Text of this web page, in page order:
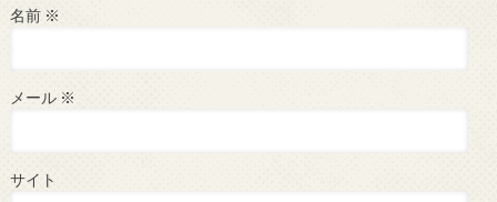
名前 ※
メール ※
サイト